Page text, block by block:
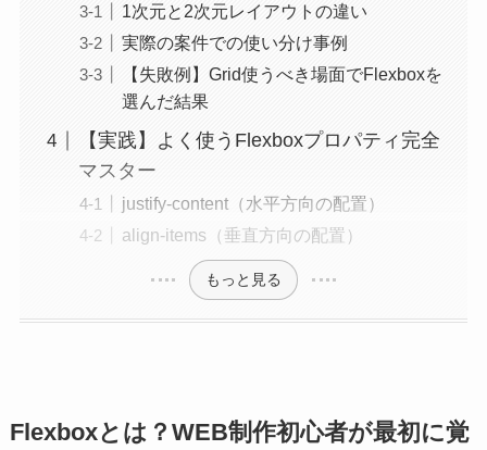
1次元と2次元レイアウトの違い
実際の案件での使い分け事例
【失敗例】Grid使うべき場面でFlexboxを
選んだ結果
【実践】よく使うFlexboxプロパティ完全
マスター
justify-content（水平方向の配置）
align-items（垂直方向の配置）
もっと見る
Flexboxとは？WEB制作初心者が最初に覚